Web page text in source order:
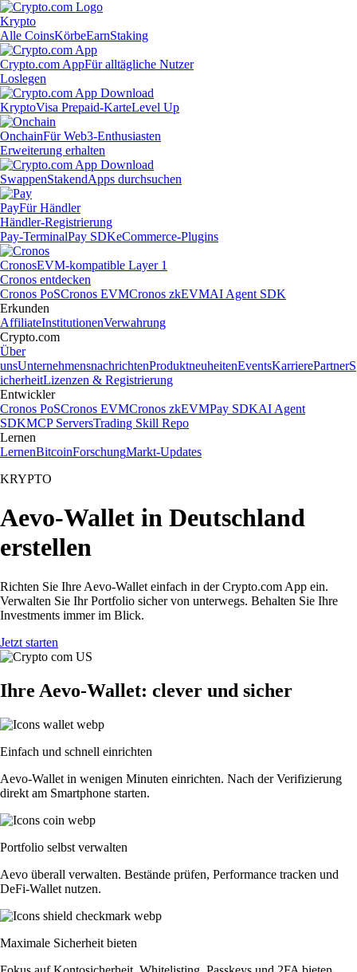
Krypto
Alle CoinsKörbeEarnStaking
Crypto.com AppFür alltägliche Nutzer
Loslegen
KryptoVisa Prepaid-KarteLevel Up
OnchainFür Web3-Enthusiasten
Erweiterung erhalten
SwappenStakendApps durchsuchen
PayFür Händler
Händler-Registrierung
Pay-TerminalPay SDKeCommerce-Plugins
CronosEVM-kompatible Layer 1
Cronos entdecken
Cronos PoSCronos EVMCronos zkEVMAI Agent SDK
Erkunden
AffiliateInstitutionenVerwahrung
Crypto.com
Über
unsUnternehmensnachrichtenProduktneuheitenEventsKarrierePartnerS
icherheitLizenzen & Registrierung
Entwickler
Cronos PoSCronos EVMCronos zkEVMPay SDKAI Agent
SDKMCP ServersTrading Skill Repo
Lernen
LernenBitcoinForschungMarkt-Updates
KRYPTO
Aevo-Wallet in Deutschland
erstellen
Richten Sie Ihre Aevo-Wallet einfach in der Crypto.com App ein.
Verwalten Sie Ihr Portfolio sicher von unterwegs. Behalten Sie Ihre
Investments immer im Blick.
Jetzt starten
Ihre Aevo-Wallet: clever und sicher
Einfach und schnell einrichten
Aevo-Wallet in wenigen Minuten einrichten. Nach der Verifizierung
direkt am Smartphone starten.
Portfolio selbst verwalten
Aevo überall verwalten. Bestände prüfen, Performance tracken und
DeFi-Wallet nutzen.
Maximale Sicherheit bieten